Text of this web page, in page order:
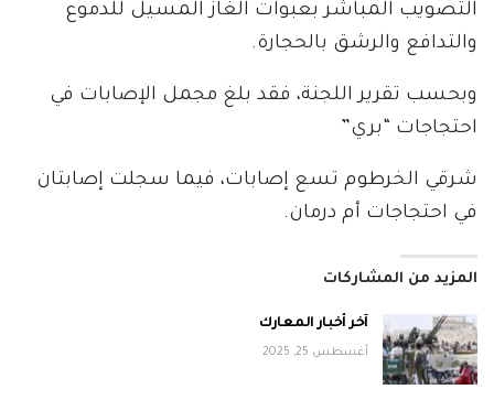
التصويب المباشر بعبوات الغاز المسيل للدموع
والتدافع والرشق بالحجارة.
وبحسب تقرير اللجنة، فقد بلغ مجمل الإصابات في
احتجاجات “بري”
شرقي الخرطوم تسع إصابات، فيما سجلت إصابتان
في احتجاجات أم درمان.
المزيد من المشاركات
آخر أخبار المعارك
أغسطس 25, 2025